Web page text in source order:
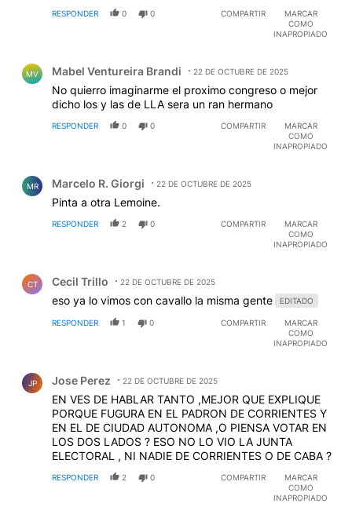
RESPONDER 0 0 COMPARTIR
MARCAR
COMO
INAPROPIADO
MV Mabel Ventureira Brandi 22 DE OCTUBRE DE 2025
No quierro imaginarme el proximo congreso o mejor
dicho los y las de LLA sera un ran hermano
RESPONDER 0 0 COMPARTIR
MARCAR
COMO
INAPROPIADO
MR Marcelo R. Giorgi 22 DE OCTUBRE DE 2025
Pinta a otra Lemoine.
RESPONDER 2 0 COMPARTIR
MARCAR
COMO
INAPROPIADO
CT Cecil Trillo 22 DE OCTUBRE DE 2025
eso ya lo vimos con cavallo la misma gente EDITADO
RESPONDER 1 0 COMPARTIR
MARCAR
COMO
INAPROPIADO
JP Jose Perez 22 DE OCTUBRE DE 2025
EN VES DE HABLAR TANTO ,MEJOR QUE EXPLIQUE
PORQUE FUGURA EN EL PADRON DE CORRIENTES Y
EN EL DE CIUDAD AUTONOMA ,O PIENSA VOTAR EN
LOS DOS LADOS ? ESO NO LO VIO LA JUNTA
ELECTORAL , NI NADIE DE CORRIENTES O DE CABA ?
RESPONDER 2 0 COMPARTIR
MARCAR
COMO
INAPROPIADO